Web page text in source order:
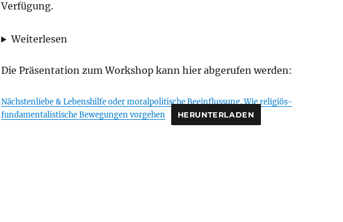
Verfügung.
Weiterlesen
Die Präsentation zum Workshop kann hier abgerufen werden:
Nächstenliebe & Lebenshilfe oder moralpolitische Beeinflussung. Wie religiös-
fundamentalistische Bewegungen vorgehen
HERUNTERLADEN